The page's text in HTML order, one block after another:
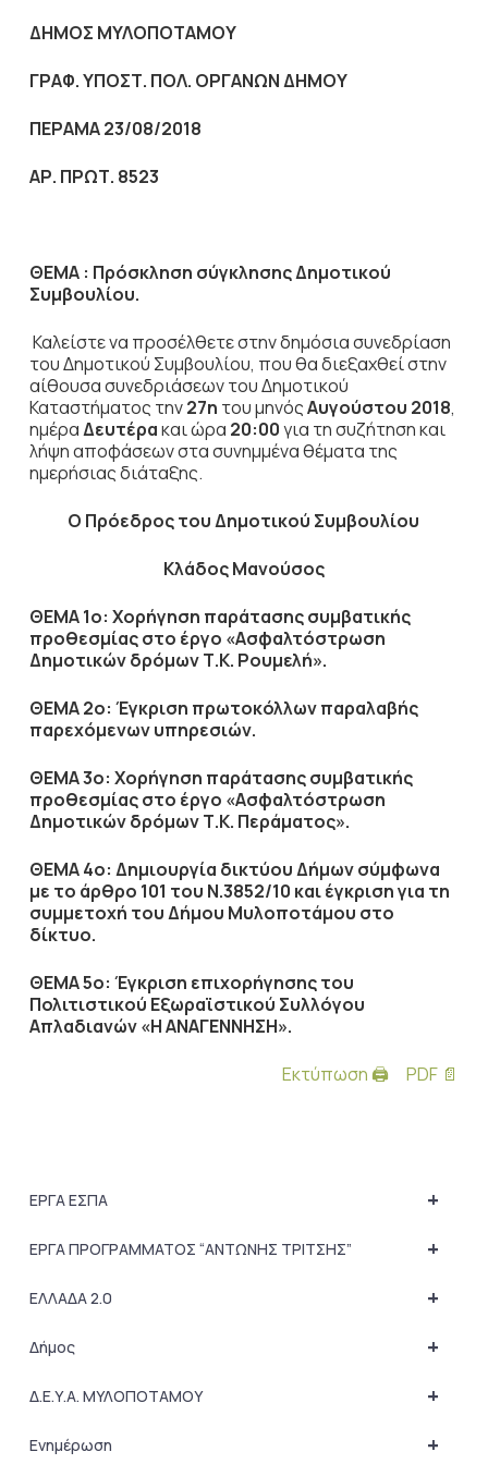
ΔΗΜΟΣ ΜΥΛΟΠΟΤΑΜΟΥ
ΓΡΑΦ. ΥΠΟΣΤ. ΠΟΛ. ΟΡΓΑΝΩΝ ΔΗΜΟΥ
ΠΕΡΑΜΑ23/08/2018
ΑΡ. ΠΡΩΤ. 8523
ΘΕΜΑ : Πρόσκληση σύγκλησης Δημοτικού
Συμβουλίου.
Καλείστε να προσέλθετε στην δημόσιασυνεδρίαση
του Δημοτικού Συμβουλίου, που θα διεξαχθεί στην
αίθουσα συνεδριάσεων του Δημοτικού
Καταστήματος την27η του μηνόςΑυγούστου 2018,
ημέραΔευτέρακαι ώρα 20:00για τη συζήτησηκαι
λήψη αποφάσεων στα συνημμένα θέματα της
ημερήσιας διάταξης.
Ο Πρόεδρος του Δημοτικού Συμβουλίου
Κλάδος Μανούσος
ΘΕΜΑ 1ο: Χορήγηση παράτασης συμβατικής
προθεσμίας στο έργο «Ασφαλτόστρωση
Δημοτικών δρόμων Τ.Κ. Ρουμελή».
ΘΕΜΑ 2ο: Έγκριση πρωτοκόλλων παραλαβής
παρεχόμενων υπηρεσιών.
ΘΕΜΑ 3ο: Χορήγηση παράτασης συμβατικής
προθεσμίας στο έργο «Ασφαλτόστρωση
Δημοτικών δρόμων Τ.Κ. Περάματος».
ΘΕΜΑ 4ο: Δημιουργία δικτύου Δήμων σύμφωνα
με το άρθρο 101 του Ν.3852/10 και έγκριση για τη
συμμετοχή του Δήμου Μυλοποτάμου στο
δίκτυο.
ΘΕΜΑ 5ο: Έγκριση επιχορήγησης του
Πολιτιστικού Εξωραϊστικού Συλλόγου
Απλαδιανών «Η ΑΝΑΓΕΝΝΗΣΗ».
Εκτύπωση 🖨
PDF 📄
+
ΕΡΓΑ ΕΣΠΑ
+
ΕΡΓΑ ΠΡΟΓΡΑΜΜΑΤΟΣ “ΑΝΤΩΝΗΣ ΤΡΙΤΣΗΣ”
+
ΕΛΛΑΔΑ 2.0
+
Δήμος
+
Δ.Ε.Υ.Α. ΜΥΛΟΠΟΤΑΜΟΥ
+
Ενημέρωση